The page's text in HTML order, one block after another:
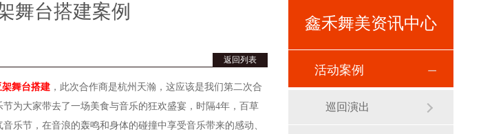
舞台搭建案例
返回列表
架舞台搭建 ，此次合作商是杭州天瀚，这应该是我们第二次合
为大家带去了一场美食与音乐的狂欢盛宴，时隔4年，百草
乐节，在音浪的轰鸣和身体的碰撞中享受音乐带来的感动、
鑫禾舞美资讯中心
活动案例
巡回演出